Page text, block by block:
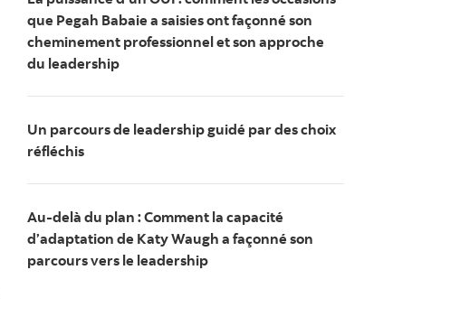
que Pegah Babaie a saisies ont façonné son
cheminement professionnel et son approche
du leadership
Un parcours de leadership guidé par des choix
réfléchis
Au-delà du plan : Comment la capacité
d’adaptation de Katy Waugh a façonné son
parcours vers le leadership